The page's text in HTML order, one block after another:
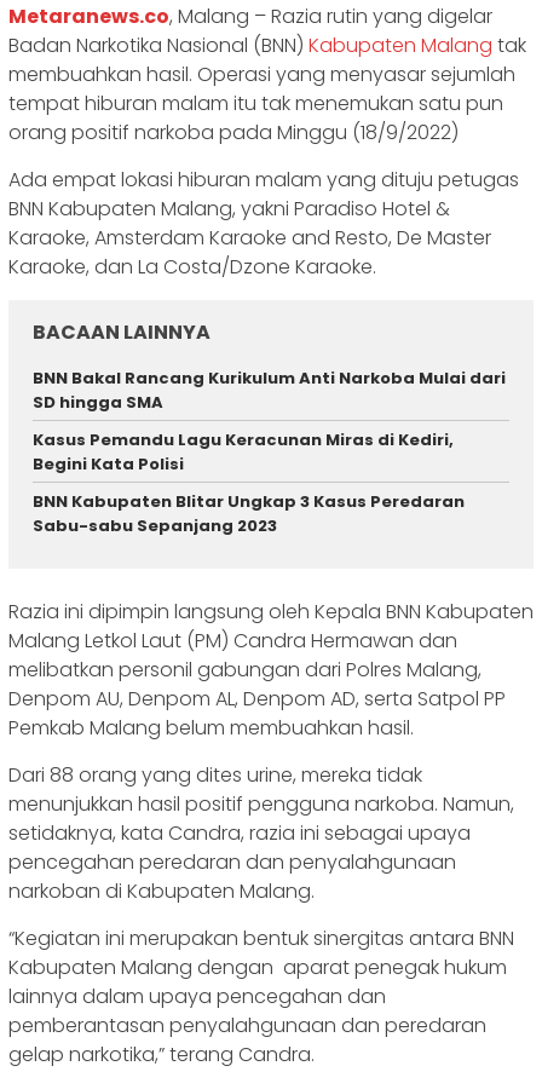
Metaranews.co, Malang – Razia rutin yang digelar
Badan Narkotika Nasional (BNN) Kabupaten Malang tak
membuahkan hasil. Operasi yang menyasar sejumlah
tempat hiburan malam itu tak menemukan satu pun
orang positif narkoba pada Minggu (18/9/2022)
Ada empat lokasi hiburan malam yang dituju petugas
BNN Kabupaten Malang, yakni Paradiso Hotel &
Karaoke, Amsterdam Karaoke and Resto, De Master
Karaoke, dan La Costa/Dzone Karaoke.
BACAAN LAINNYA
BNN Bakal Rancang Kurikulum Anti Narkoba Mulai dari
SD hingga SMA
Kasus Pemandu Lagu Keracunan Miras di Kediri,
Begini Kata Polisi
BNN Kabupaten Blitar Ungkap 3 Kasus Peredaran
Sabu-sabu Sepanjang 2023
Razia ini dipimpin langsung oleh Kepala BNN Kabupaten
Malang Letkol Laut (PM) Candra Hermawan dan
melibatkan personil gabungan dari Polres Malang,
Denpom AU, Denpom AL, Denpom AD, serta Satpol PP
Pemkab Malang belum membuahkan hasil.
Dari 88 orang yang dites urine, mereka tidak
menunjukkan hasil positif pengguna narkoba. Namun,
setidaknya, kata Candra, razia ini sebagai upaya
pencegahan peredaran dan penyalahgunaan
narkoban di Kabupaten Malang.
“Kegiatan ini merupakan bentuk sinergitas antara BNN
Kabupaten Malang dengan aparat penegak hukum
lainnya dalam upaya pencegahan dan
pemberantasan penyalahgunaan dan peredaran
gelap narkotika,” terang Candra.